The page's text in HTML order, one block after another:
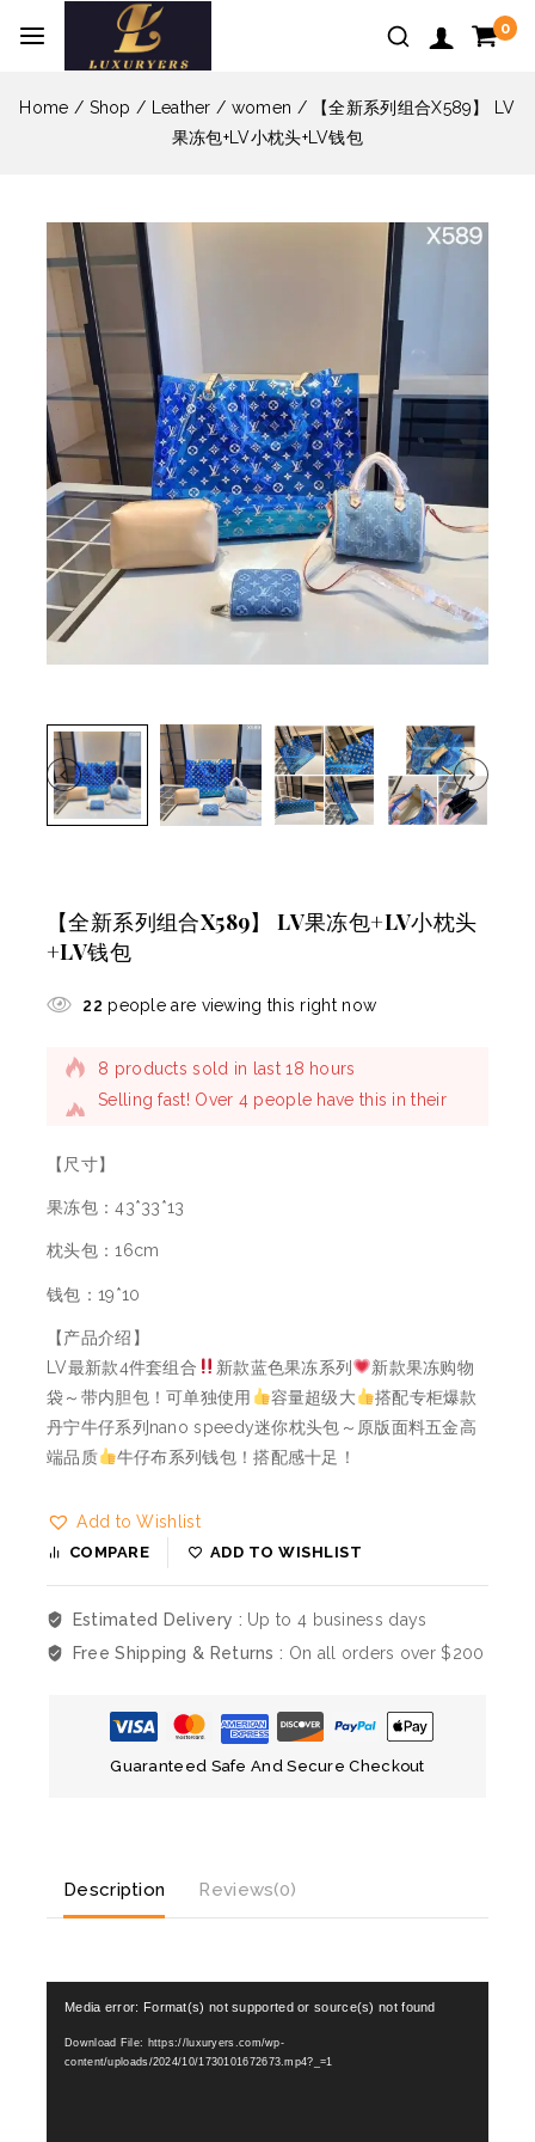
0
Home / Shop / Leather / women /
【全新系列组合X589】 LV
果冻包+LV小枕头+LV钱包
【全新系列组合X589】 LV果冻包+LV小枕头
+LV钱包
22 people are viewing this right now
Selling fast! Over 4 people have this in their
carts
【尺寸】
果冻包：43*33*13
枕头包：16cm
钱包：19*10
【产品介绍】
LV最新款4件套组合
新款蓝色果冻系列
新款果冻购物
袋～带内胆包！可单独使用
容量超级大
搭配专柜爆款
丹宁牛仔系列nano speedy迷你枕头包～原版面料五金高
端品质
牛仔布系列钱包！搭配感十足！
Add to Wishlist
COMPARE ADD TO WISHLIST
Estimated Delivery : Up to 4 business days
Free Shipping & Returns : On all orders over $200
Guaranteed Safe And Secure Checkout
Description Reviews(0)
Media error: Format(s) not supported or source(s) not found
Download File: https://luxuryers.com/wp-
content/uploads/2024/10/1730101672673.mp4?_=1